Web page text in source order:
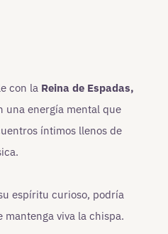
con la Reina de Espadas,
una energía mental que
íntimos llenos de
espíritu curioso, podría
viva la chispa.